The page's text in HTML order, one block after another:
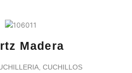
Madera
CUCHILLOS